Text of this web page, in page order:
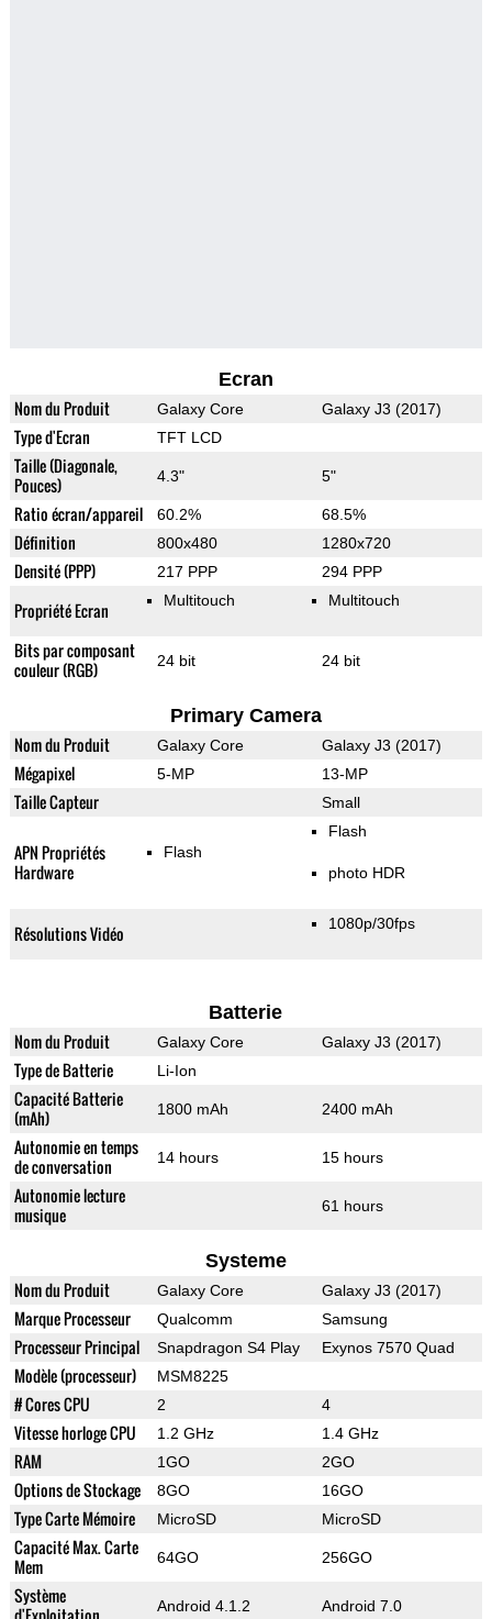
Ecran
Nom du Produit Galaxy Core Galaxy J3 (2017)
Type d'Ecran TFT LCD
Taille (Diagonale,
Pouces)
4.3" 5"
Ratio écran/appareil 60.2% 68.5%
Définition 800x480 1280x720
Densité (PPP) 217 PPP 294 PPP
Propriété Ecran Multitouch Multitouch
Bits par composant
couleur (RGB)
24 bit 24 bit
Primary Camera
Nom du Produit Galaxy Core Galaxy J3 (2017)
Mégapixel 5-MP 13-MP
Taille Capteur Small
APN Propriétés
Hardware
Flash
Flash
photo HDR
Résolutions Vidéo 1080p/30fps
Batterie
Nom du Produit Galaxy Core Galaxy J3 (2017)
Type de Batterie Li-Ion
Capacité Batterie
(mAh)
1800 mAh 2400 mAh
Autonomie en temps
de conversation
14 hours 15 hours
Autonomie lecture
musique
61 hours
Systeme
Nom du Produit Galaxy Core Galaxy J3 (2017)
Marque Processeur Qualcomm Samsung
Processeur Principal Snapdragon S4 Play Exynos 7570 Quad
Modèle (processeur) MSM8225
# Cores CPU 2 4
Vitesse horloge CPU 1.2 GHz 1.4 GHz
RAM 1GO 2GO
Options de Stockage 8GO 16GO
Type Carte Mémoire MicroSD MicroSD
Capacité Max. Carte
Mem
64GO 256GO
Système
Android 4.1.2 Android 7.0